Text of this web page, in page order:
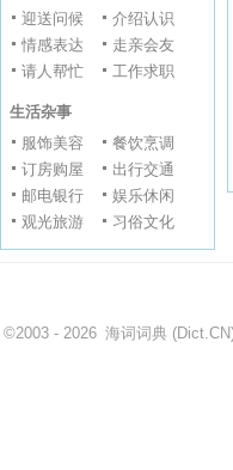
迎送问候
介绍认识
情感表达
走亲会友
请人帮忙
工作求职
生活杂事
服饰美容
餐饮烹调
订房购屋
出行交通
邮电银行
娱乐休闲
观光旅游
习俗文化
©2003 - 2026 海词词典